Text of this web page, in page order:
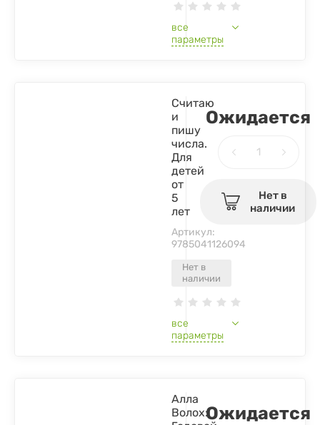
все
параметры
Нет в
наличии
Считаю
и
пишу
числа.
Для
детей
от
5
лет
Артикул:
9785041126094
все
параметры
Ожидается
Нет в
наличии
Алла
Волох:Ожидается